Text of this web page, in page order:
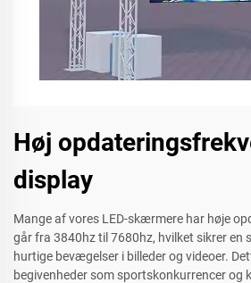
Høj
display
Mange af vores LED-skærmere har høje
går fra 3840hz til 7680hz, hvilket sikrer en
hurtige bevægelser i billeder og videoer.
begivenheder som sportskonkurrencer og